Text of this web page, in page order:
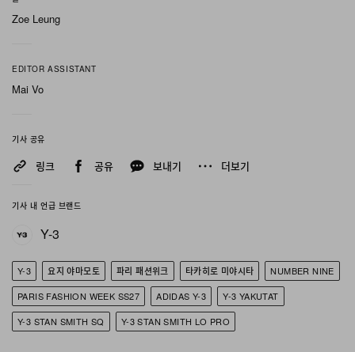
일 표현이 맞닿는 경계선을 유려하게 가로지르며 전개됐
다. 메인라인 스타일은 시그니처인 쓰리 스트라이프 모티
반항적이면서도 카운터컬처적 감수성을 자연스럽게 접목
실루엣으로 완성된 여성 드레스를 나란히 제시하며 균형미
를 드러냈다. 런웨이 룩은 깊은 블랙 톤과 모노크롬 레이어,
캡을 중심으로 다크하고 무드 있는 미학을 확립했다.
풋웨어는 이번 시즌 컬렉션의 핵심 앵커로 기능했으며, 시
대를 초월한 아디다스 실루엣을 급진적으로 재해석한 디자
인들이 중심을 이뤘다. 특히 클래식 테니스 스니커는 새로
운 Y-3 STAN SMITH SQ를 통해 과감히 전복되었는데,
Zoe Leung
EDITOR ASSISTANT
Mai Vo
기사 공유
링크 공유 보내기 더보기
기사 내 언급 브랜드
Y-3
Y-3 요지 야마모토 파리 패션위크 타카히로 미야시타
NUMBER NINE
PARIS FASHION WEEK SS27
ADIDAS Y-3
Y-3 YAKUTAT
Y-3 STAN SMITH SQ
Y-3 STAN SMITH LO PRO